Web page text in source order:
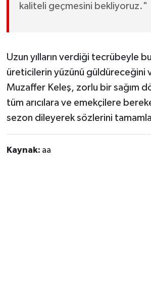
kaliteli geçmesini bekliyoruz."
Uzun yılların verdiği tecrübeyle
üreticilerin yüzünü güldüreceğini
Muzaffer Keleş, zorlu bir sağım
tüm arıcılara ve emekçilere
sezon dileyerek sözlerini
Kaynak: aa